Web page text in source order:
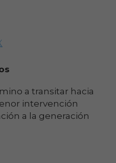
a transitar hacia
intervención
a la generación